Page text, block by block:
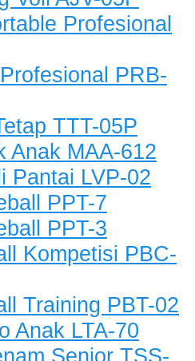
Profesional
PRB-
TTT-05P
Anak MAA-612
Pantai LVP-02
PPT-7
PPT-3
Kompetisi PBC-
Training PBT-02
Anak LTA-70